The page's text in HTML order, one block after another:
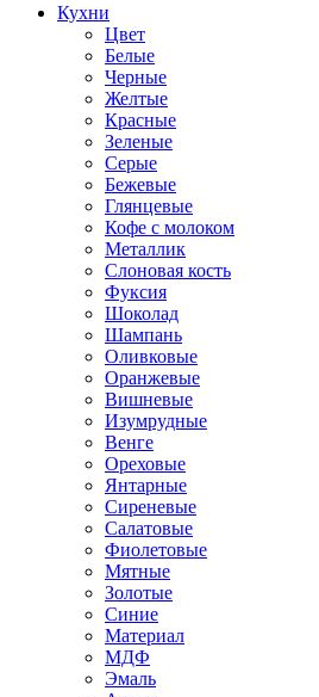
Кухни
Цвет
Белые
Черные
Желтые
Красные
Зеленые
Серые
Бежевые
Глянцевые
Кофе с молоком
Металлик
Слоновая кость
Фуксия
Шоколад
Шампань
Оливковые
Оранжевые
Вишневые
Изумрудные
Венге
Ореховые
Янтарные
Сиреневые
Салатовые
Фиолетовые
Мятные
Золотые
Синие
Материал
МДФ
Эмаль